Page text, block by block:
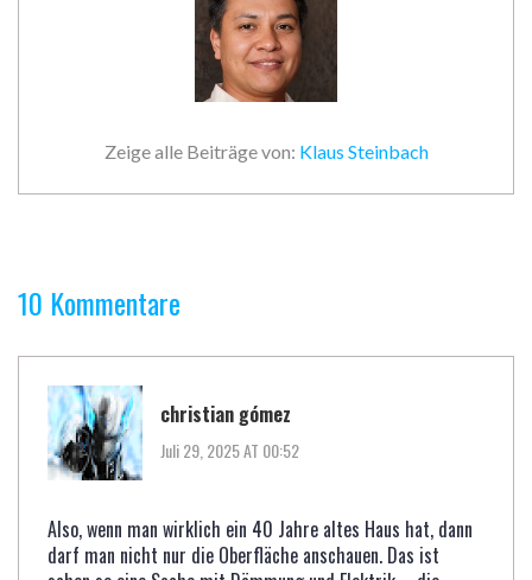
Zeige alle Beiträge von: Klaus Steinbach
10 Kommentare
christian gómez
Juli 29, 2025 AT 00:52
Also, wenn man wirklich ein 40 Jahre altes Haus hat, dann
darf man nicht nur die Oberfläche anschauen. Das ist